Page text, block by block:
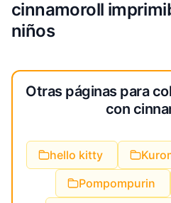
cinnamoroll
niños
Otras páginas para
con
hello kitty
Pompompurin